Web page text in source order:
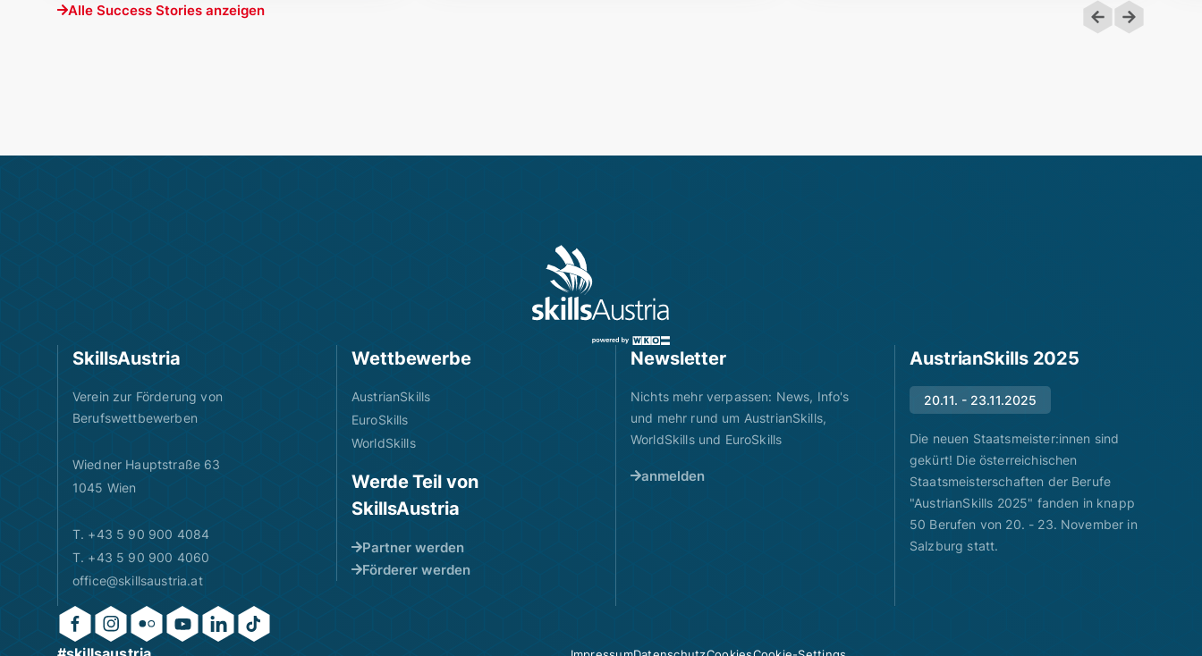
Alle Success Stories anzeigen
SkillsAustria
Verein zur Förderung von
Berufswettbewerben
Wiedner Hauptstraße 63
1045 Wien
T. +43 5 90 900 4084
T. +43 5 90 900 4060
office@skillsaustria.at
Wettbewerbe
AustrianSkills
EuroSkills
WorldSkills
Werde Teil von
SkillsAustria
Partner werden
Förderer werden
Newsletter
Nichts mehr verpassen: News, Info's
und mehr rund um AustrianSkills,
WorldSkills und EuroSkills
anmelden
AustrianSkills 2025
20.11. - 23.11.2025
Die neuen Staatsmeister:innen sind
gekürt! Die österreichischen
Staatsmeisterschaften der Berufe
"AustrianSkills 2025" fanden in knapp
50 Berufen von 20. - 23. November in
Salzburg statt.